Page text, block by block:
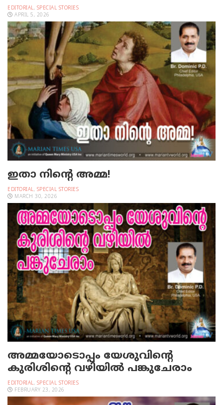
EDITORIAL, SPECIAL STORIES
APRIL 5, 2026
ഇതാ നിന്റെ അമ്മ!
EDITORIAL, SPECIAL STORIES
MARCH 30, 2026
അമ്മയോടൊപ്പം യേശുവിന്റെ
കുരിശിന്റെ വഴിയില്‍ പങ്കുചേരാം
EDITORIAL, SPECIAL STORIES
FEBRUARY 23, 2026